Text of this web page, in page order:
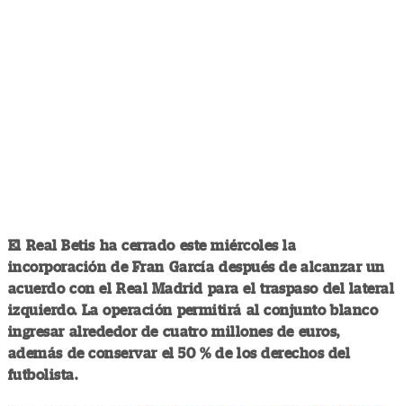
El Real Betis ha cerrado este miércoles la
incorporación de Fran García después de alcanzar un
acuerdo con el Real Madrid para el traspaso del lateral
izquierdo. La operación permitirá al conjunto blanco
ingresar alrededor de cuatro millones de euros,
además de conservar el 50 % de los derechos del
futbolista.